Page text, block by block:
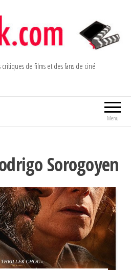
de films et des fans de ciné
Menu
Sorogoyen